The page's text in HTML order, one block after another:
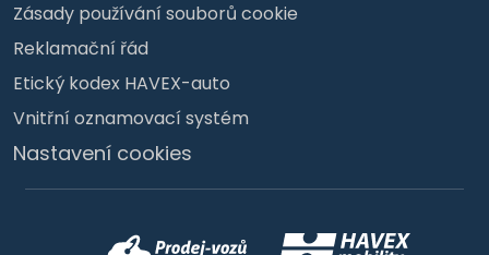
Zásady používání souborů cookie
Reklamační řád
Etický kodex HAVEX-auto
Vnitřní oznamovací systém
Nastavení cookies